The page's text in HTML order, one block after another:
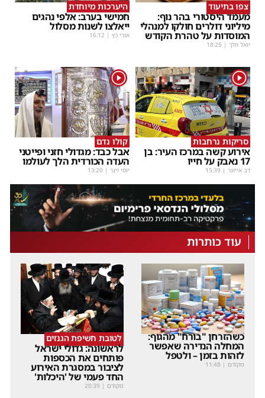
צפו בתיעוד
מעמד היסטורי בהר נוף:
מיליוני דולרים חולקו למנהלי
המוסדות על טהרת הקודש
יואל וולך |
18:25
היערכות מיוחדת
חמישי בערב: אלפי נהגים
ייאלצו לשנות מסלול
אורי כץ |
16:12
1
סריקות נרחבות
אירוע קשה במרכז העיר: בן
17 נאבק על חייו
דב אייזנר |
15:39
1
קולו נדם
אבל כבד: מגדולי חזני ופייטני
העדה הכורדית הלך לעולמו
יוסי וינר |
13:20
עוד כותרות
כשהזרחן "בורח" מהגוף:
המחלה הנדירה שאפשר
לזהות בזמן – ולטפל
מקודם |
11:48
לטובת חשיפת הגנזים
לראשונה: גדולי ישראל
פותחים את הכספות
לציבור במסגרת האירוע
החד פעמי של 'היכלות'
מקודם |
20:39